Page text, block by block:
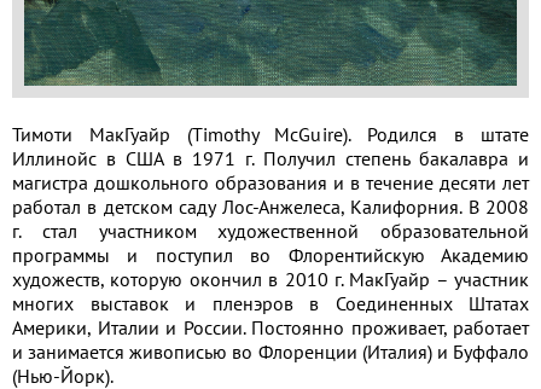
Тимоти МакГуайр (Timothy McGuire). Родился в штате
Иллинойс в США в 1971 г. Получил степень бакалавра и
магистра дошкольного образования и в течение десяти лет
работал в детском саду Лос-Анжелеса, Калифорния. В 2008
г. стал участником художественной образовательной
программы и поступил во Флорентийскую Академию
художеств, которую окончил в 2010 г. МакГуайр – участник
многих выставок и пленэров в Соединенных Штатах
Америки, Италии и России. Постоянно проживает, работает
и занимается живописью во Флоренции (Италия) и Буффало
(Нью-Йорк).